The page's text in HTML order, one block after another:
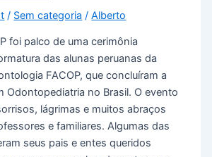
/ Sem categoria /Alberto
foi palco de uma cerimônia
das alunas peruanas da
FACOP, que concluíram a
Odontopediatria no Brasil. O evento
lágrimas e muitos abraços
e familiares. Algumas das
seus pais e entes queridos